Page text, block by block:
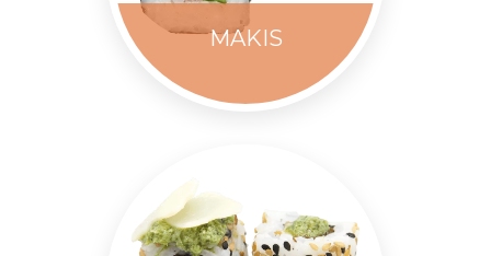
MAKIS